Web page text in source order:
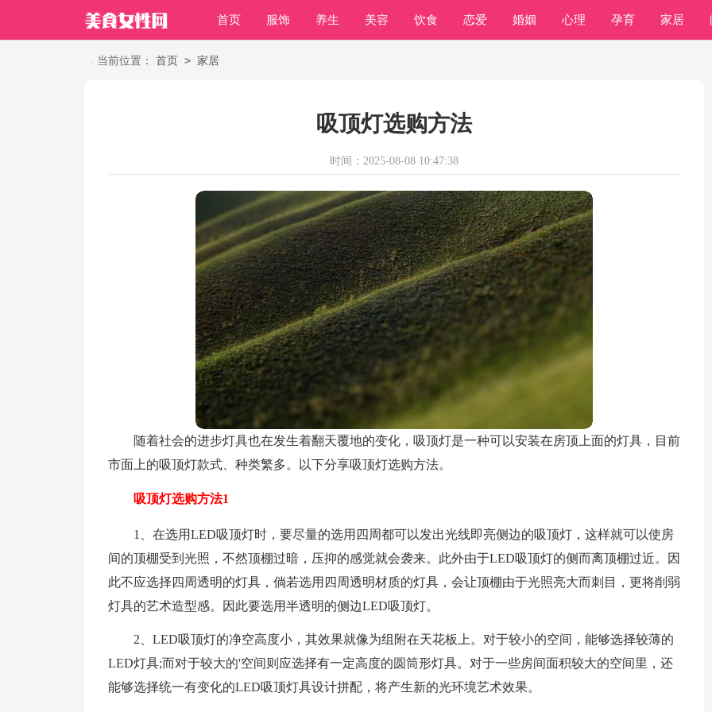
首页 服饰 养生 美容 饮食 恋爱 婚姻 心理 孕育 家居
职场
当前位置： 首页 > 家居
吸顶灯选购方法
时间：2025-08-08 10:47:38
随着社会的进步灯具也在发生着翻天覆地的变化，吸顶灯是一种可以安装在房顶上面的灯具，目前
市面上的吸顶灯款式、种类繁多。以下分享吸顶灯选购方法。
吸顶灯选购方法1
1、在选用LED吸顶灯时，要尽量的选用四周都可以发出光线即亮侧边的吸顶灯，这样就可以使房
间的顶棚受到光照，不然顶棚过暗，压抑的感觉就会袭来。此外由于LED吸顶灯的侧而离顶棚过近。因
此不应选择四周透明的灯具，倘若选用四周透明材质的灯具，会让顶棚由于光照亮大而刺目，更将削弱
灯具的艺术造型感。因此要选用半透明的侧边LED吸顶灯。
2、LED吸顶灯的净空高度小，其效果就像为组附在天花板上。对于较小的空间，能够选择较薄的
LED灯具;而对于较大的'空间则应选择有一定高度的圆筒形灯具。对于一些房间面积较大的空间里，还
能够选择统一有变化的LED吸顶灯具设计拼配，将产生新的光环境艺术效果。